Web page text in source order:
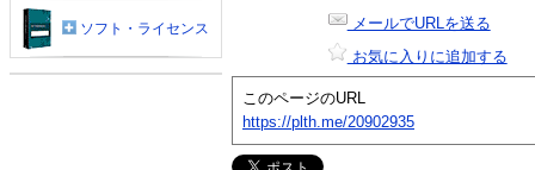
メールでURLを送る
お気に入りに追加する
このページのURL
https://plth.me/20902935
ソフト・ライセンス